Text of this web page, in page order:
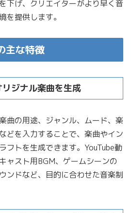
下げ、クリエイターがより早く音
を提供します。
な特徴
ジナル楽曲を生成
曲の用途、ジャンル、ムード、楽
どを入力することで、楽曲やイン
フトを生成できます。YouTube動
ャスト用BGM、ゲームシーンの
ンドなど、目的に合わせた音楽制